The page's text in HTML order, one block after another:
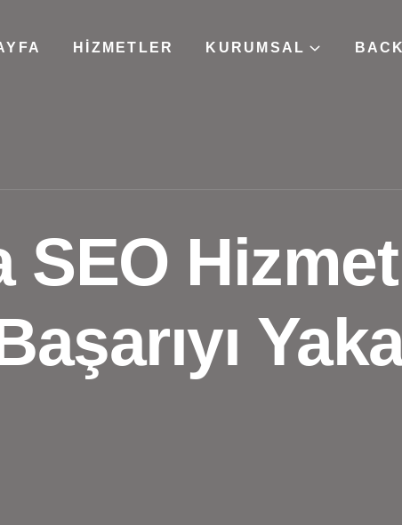
HIZMETLER KURUMSAL
SEO